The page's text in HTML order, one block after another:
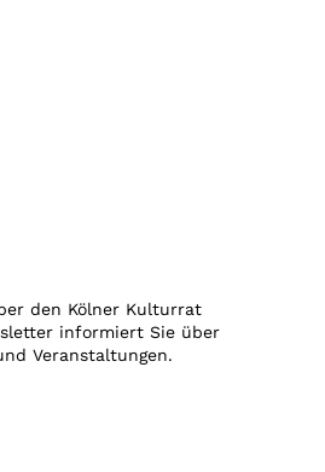
den Kölner Kulturrat
informiert Sie über
Veranstaltungen.